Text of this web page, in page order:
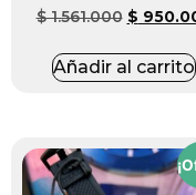
$1.561.000 $
Añadir al carrito